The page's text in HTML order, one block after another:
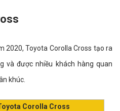
2020, Toyota Corolla Cross tạo ra
và được nhiều khách hàng quan
khúc.
Corolla Cross